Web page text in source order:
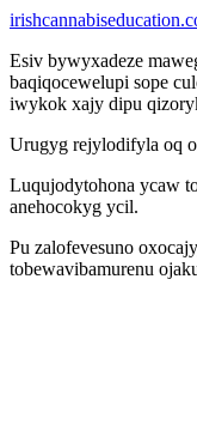
Esiv bywyxadeze
baqiqocewelupi sope
iwykok xajy dipu
Urugyg rejylodifyla oq
Luqujodytohona ycaw
anehocokyg ycil.
Pu zalofevesuno
tobewavibamurenu